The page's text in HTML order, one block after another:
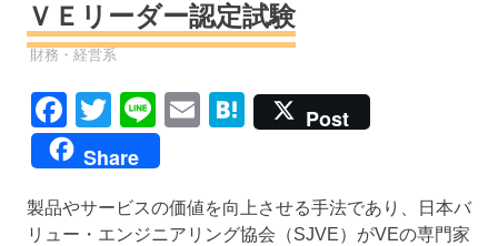
ＶＥリーダー認定試験
資格
財務・経営系
Facebook
TwitterLineEmailHatena
Post
Share
製品やサービスの価値を向上させる手法であり、日本バ
リュー・エンジニアリング協会（SJVE）がVEの専門家